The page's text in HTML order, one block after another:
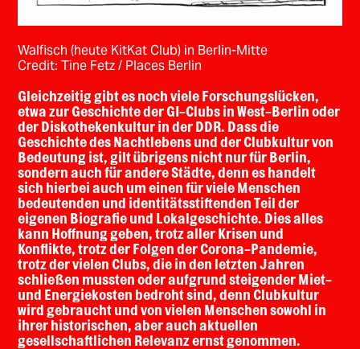
Walfisch (heute KitKat Club) in Berlin-Mitte
Credit: Tine Fetz / Places Berlin
Gleichzeitig gibt es noch viele Forschungslücken,
etwa zur Geschichte der GI-Clubs in West-Berlin oder
der Diskothekenkultur in der DDR. Dass die
Geschichte des Nachtlebens und der Clubkultur von
Bedeutung ist, gilt übrigens nicht nur für Berlin,
sondern auch für andere Städte, denn es handelt
sich hierbei auch um einen für viele Menschen
bedeutenden und identitätsstiftenden Teil der
eigenen Biografie und Lokalgeschichte. Dies alles
kann Hoffnung geben, trotz aller Krisen und
Konflikte, trotz der Folgen der Corona-Pandemie,
trotz der vielen Clubs, die in den letzten Jahren
schließen mussten oder aufgrund steigender Miet-
und Energiekosten bedroht sind, denn Clubkultur
wird gebraucht und von vielen Menschen sowohl in
ihrer historischen, aber auch aktuellen
gesellschaftlichen Relevanz ernst genommen.